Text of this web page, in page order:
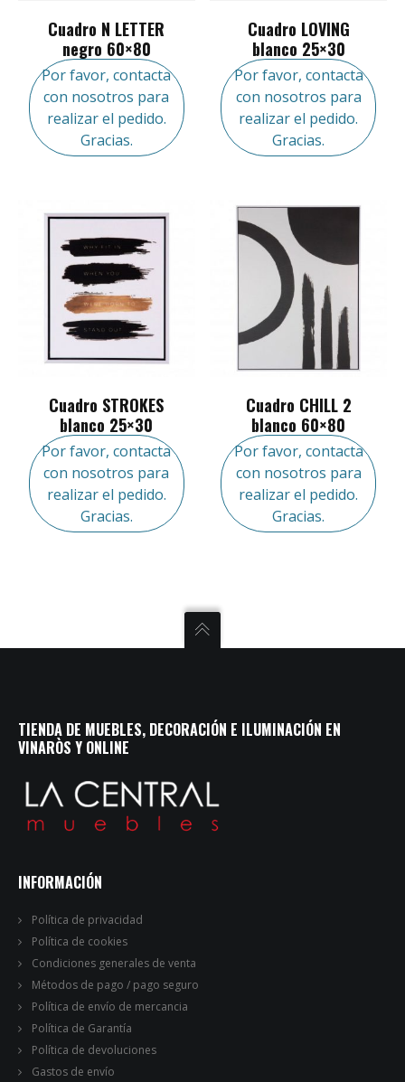
Cuadro N LETTER
negro 60×80
Por favor, contacta
con nosotros para
realizar el pedido.
Gracias.
Cuadro LOVING
blanco 25×30
Por favor, contacta
con nosotros para
realizar el pedido.
Gracias.
Cuadro STROKES
blanco 25×30
Por favor, contacta
con nosotros para
realizar el pedido.
Gracias.
Cuadro CHILL 2
blanco 60×80
Por favor, contacta
con nosotros para
realizar el pedido.
Gracias.
TIENDA DE MUEBLES, DECORACIÓN E ILUMINACIÓN EN
VINARÒS Y ONLINE
INFORMACIÓN
Política de privacidad
Política de cookies
Condiciones generales de venta
Métodos de pago / pago seguro
Política de envío de mercancia
Política de Garantía
Política de devoluciones
Gastos de envío